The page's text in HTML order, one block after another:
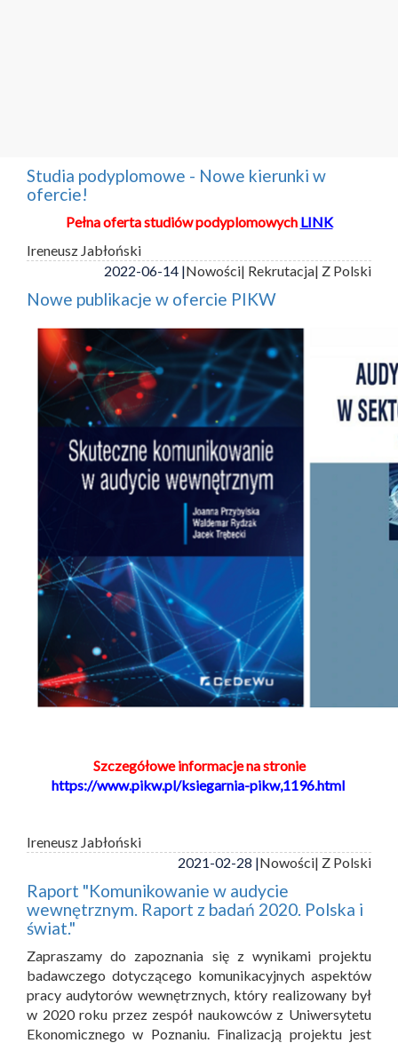
Studia podyplomowe - Nowe kierunki w
ofercie!
Pełna oferta studiów podyplomowych LINK
Ireneusz Jabłoński
2022-06-14 |Nowości| Rekrutacja| Z Polski
Nowe publikacje w ofercie PIKW
Szczegółowe informacje na stronie
https://www.pikw.pl/ksiegarnia-pikw,1196.html
Ireneusz Jabłoński
2021-02-28 |Nowości| Z Polski
Raport "Komunikowanie w audycie
wewnętrznym. Raport z badań 2020. Polska i
świat."
Zapraszamy do zapoznania się z wynikami projektu
badawczego dotyczącego komunikacyjnych aspektów
pracy audytorów wewnętrznych, który realizowany był
w 2020 roku przez zespół naukowców z Uniwersytetu
Ekonomicznego w Poznaniu. Finalizacją projektu jest